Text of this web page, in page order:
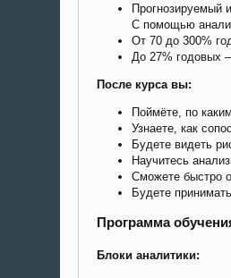
Прогнозируемый
С помощью
От 70 до 300%
До 27% годовых
После курса вы:
Поймёте, по
Узнаете, как
Будете видеть
Научитесь
Сможете быстро
Будете
Программа
Блоки аналитики: